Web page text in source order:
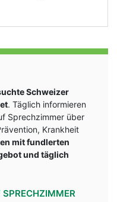
Schweizer
. Täglich informieren
Sprechzimmer über
Krankheit
mit fundlerten
und täglich